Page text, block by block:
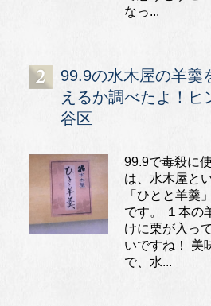
なっ...
99.9の水木屋の羊羹
えるか調べたよ！ヒ
谷区
99.9で毒殺に
は、水木屋と
「ひとと羊羹
です。 １本の
けに栗が入っ
いですね！ 美
で、水...